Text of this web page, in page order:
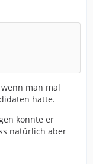
man mal
hätte.
konnte er
natürlich aber